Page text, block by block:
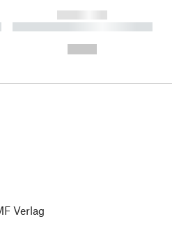
------------
----------- ----------- ----------
Verlag